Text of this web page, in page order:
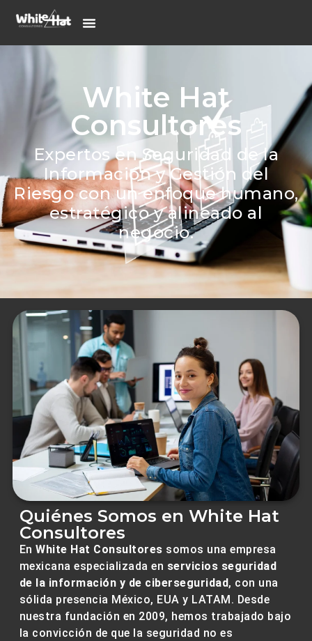
White Hat
Consultores
Expertos en Seguridad de la
Información y Gestión del
Riesgo con un enfoque humano,
estratégico y alineado al
negocio.
Quiénes Somos en White Hat
Consultores
EnWhite Hat Consultores somos una empresa
mexicana especializada en servicios seguridad
de la información y de ciberseguridad, con una
sólida presencia México, EUA y LATAM . Desde
nuestra fundación en 2009, hemos trabajado bajo
la convicción de que la seguridad no es